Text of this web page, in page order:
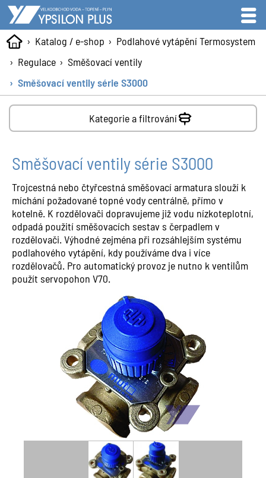
Katalog / e-shop
Podlahové vytápění Termosystem
Regulace
Směšovací ventily
Směšovací ventily série S3000
Kategorie a filtrování
Směšovací ventily série S3000
Trojcestná nebo čtyřcestná směšovací armatura slouží k
míchání požadované topné vody centrálně, přímo v
kotelně. K rozdělovači dopravujeme již vodu nízkoteplotní,
odpadá použití směšovacích sestav s čerpadlem v
rozdělovači. Výhodné zejména při rozsáhlejším systému
podlahového vytápění, kdy používáme dva i více
rozdělovačů. Pro automatický provoz je nutno k ventilům
použít servopohon V70.